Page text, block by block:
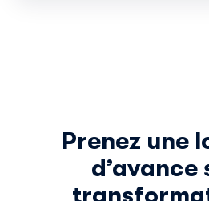
Prenez une
d’avance